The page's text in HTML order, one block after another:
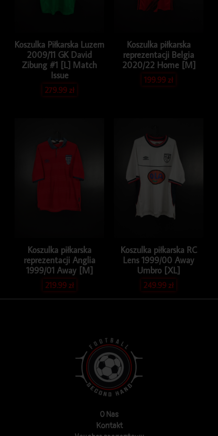
Koszulka Piłkarska Luzern
2009/11 GK David
Zibung #1 [L] Match
Issue
279.99zł
Koszulka piłkarska
reprezentacji Belgia
2020/22 Home [M]
199.99zł
Koszulka piłkarska
reprezentacji Anglia
1999/01 Away [M]
219.99zł
Koszulka piłkarska RC
Lens 1999/00 Away
Umbro [XL]
249.99zł
O Nas
Kontakt